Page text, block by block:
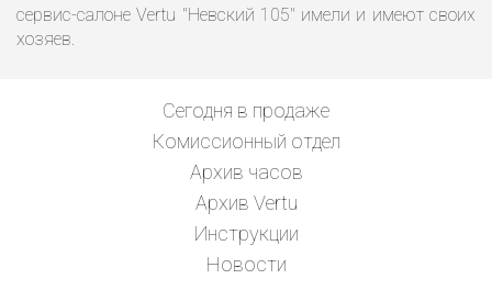
сервис-салоне Vertu "Невский 105" имели и имеют своих
хозяев.
Сегодня в продаже
Комиссионный отдел
Архив часов
Архив Vertu
Инструкции
Новости